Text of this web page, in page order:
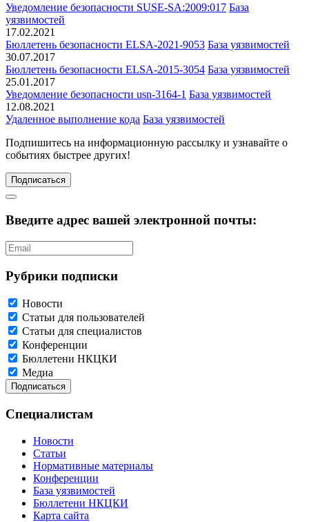
Уведомление безопасности SUSE-SA:2009:017 База
уязвимостей
17.02.2021
Бюллетень безопасности ELSA-2021-9053 База уязвимостей
30.07.2017
Бюллетень безопасности ELSA-2015-3054 База уязвимостей
25.01.2017
Уведомление безопасности usn-3164-1 База уязвимостей
12.08.2021
Удаленное выполнение кода База уязвимостей
Подпишитесь на информационную рассылку и узнавайте о
событиях быстрее других!
Подписаться
Введите адрес вашей электронной почты:
Рубрики подписки
Новости
Статьи для пользователей
Статьи для специалистов
Конференции
Бюллетени НКЦКИ
Медиа
Специалистам
Новости
Статьи
Нормативные материалы
Конференции
База уязвимостей
Бюллетени НКЦКИ
Карта сайта